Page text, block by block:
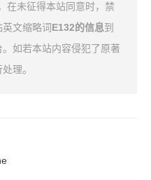
在未征得本站同意时，禁
文缩略词E132的信息到
如若本站内容侵犯了原著
理。